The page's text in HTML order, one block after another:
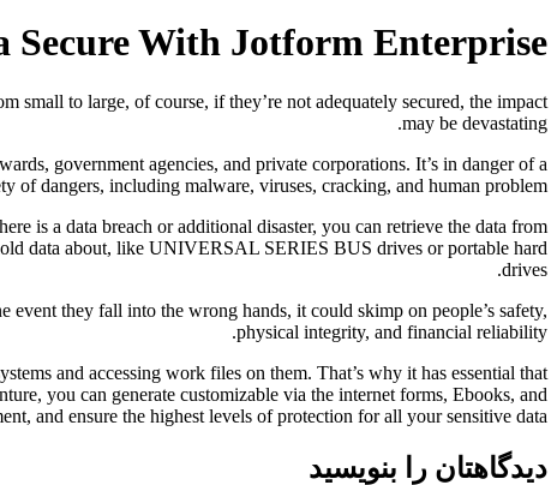
Secure With Jotform Enterprise
small to large, of course, if they’re not adequately secured, the impact
may be devastating.
government agencies, and private corporations. It’s in danger of a
of dangers, including malware, viruses, cracking, and human problem.
is a data breach or additional disaster, you can retrieve the data from
data about, like UNIVERSAL SERIES BUS drives or portable hard
drives.
event they fall into the wrong hands, it could skimp on people’s safety,
physical integrity, and financial reliability.
and accessing work files on them. That’s why it has essential that
you can generate customizable via the internet forms, Ebooks, and
and ensure the highest levels of protection for all your sensitive data.
دیدگاهتان را بنویسید